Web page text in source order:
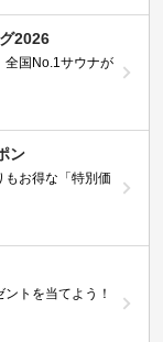
2026
全国No.1サウナが
ン
お得な「特別価
トを当てよう！